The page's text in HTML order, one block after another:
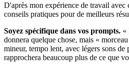
D'après mon expérience de travail
conseils pratiques pour de meilleurs
Soyez spécifique dans vos prompts. «
donnera quelque chose, mais «
mineur, tempo lent, avec légers sons
rapprochera beaucoup plus de ce que